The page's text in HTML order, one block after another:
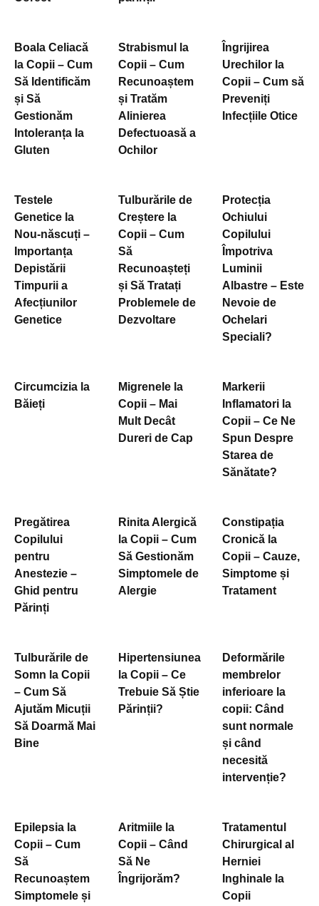
Boala Celiacă
la Copii – Cum
Să Identificăm
și Să
Gestionăm
Intoleranța la
Gluten
Strabismul la
Copii – Cum
Recunoaștem
și Tratăm
Alinierea
Defectuoasă a
Ochilor
Îngrijirea
Urechilor la
Copii – Cum să
Preveniți
Infecțiile Otice
Testele
Genetice la
Nou-născuți –
Importanța
Depistării
Timpurii a
Afecțiunilor
Genetice
Tulburările de
Creștere la
Copii – Cum
Să
Recunoașteți
și Să Tratați
Problemele de
Dezvoltare
Protecția
Ochiului
Copilului
Împotriva
Luminii
Albastre – Este
Nevoie de
Ochelari
Speciali?
Circumcizia la
Băieți
Migrenele la
Copii – Mai
Mult Decât
Dureri de Cap
Markerii
Inflamatori la
Copii – Ce Ne
Spun Despre
Starea de
Sănătate?
Pregătirea
Copilului
pentru
Anestezie –
Ghid pentru
Părinți
Rinita Alergică
la Copii – Cum
Să Gestionăm
Simptomele de
Alergie
Constipația
Cronică la
Copii – Cauze,
Simptome și
Tratament
Tulburările de
Somn la Copii
– Cum Să
Ajutăm Micuții
Să Doarmă Mai
Bine
Hipertensiunea
la Copii – Ce
Trebuie Să Știe
Părinții?
Deformările
membrelor
inferioare la
copii: Când
sunt normale
și când
necesită
intervenție?
Epilepsia la
Copii – Cum
Să
Recunoaștem
Simptomele și
Aritmiile la
Copii – Când
Să Ne
Îngrijorăm?
Tratamentul
Chirurgical al
Herniei
Inghinale la
Copii